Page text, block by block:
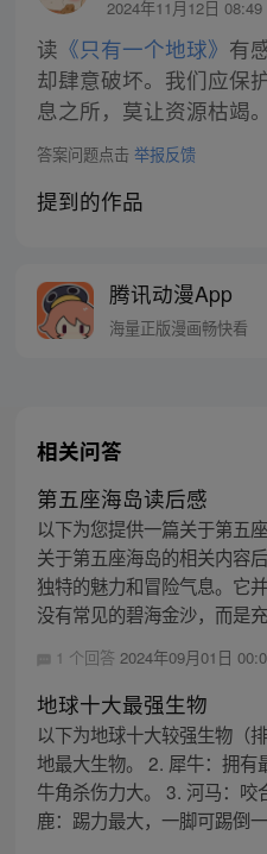
2024年11月12日 08:49
读 《只有一个地球》 有
却肆意破坏。我们应保
息之所，莫让资源枯竭。
答案问题点击 举报反馈
提到的作品
腾讯动漫App
海量正版漫画畅快看
相关问答
第五座海岛读后感
以下为您提供一篇关于第五
关于第五座海岛的相关内容
独特的魅力和冒险气息。它
没有常见的碧海金沙，而是
1 个回答 2024年09月01日
地球十大最强生物
以下为地球十大较强生物（
地最大生物。 2. 犀牛：拥有
牛角杀伤力大。 3. 河马：
鹿：踢力最大，一脚可踢倒